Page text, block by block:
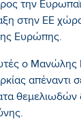
την
στην ΕΕ
Ευρώπης.
ο Μανώλης
απέναντι